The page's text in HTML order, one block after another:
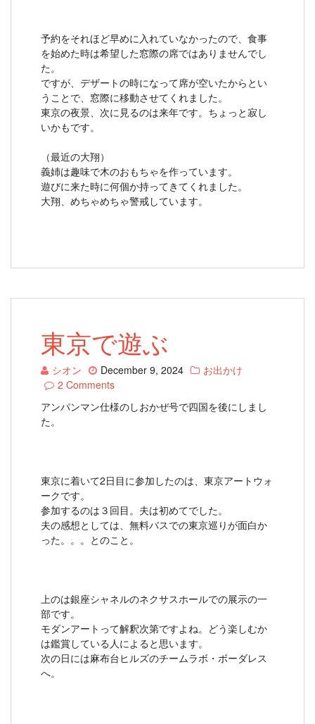
予約をそれほど早めに入れていなかったので、食事
を始めた時は希望した窓際の席ではありませんでし
た。
ですが、デザートの時になって席が空いたからとい
うことで、窓際に移動させてくれました。
東京の夜景、次に見るのは来年です。ちょっと寂し
いかもです。
（最近の大翔）
義姉は趣味で木のおもちゃを作っています。
遊びに来た時に何個か持ってきてくれました。
大翔、めちゃめちゃ警戒しています。
東京で遊ぶ
シオン December 9, 2024
お出かけ
2 Comments
アンパンマン仕様のしおかぜ号で四国を後にしまし
た。
東京に着いて2日目に参加したのは、東京アートウォ
ークです。
参加するのは３回目。夫は初めてでした。
夫の感想としては、無料バスでの東京巡りが面白か
った。。。とのこと。
上のは銀座シャネルのネクサスホールでの展示の一
部です。
モダンアートって解釈次第ですよね。どう楽しむか
は鑑賞している人によると思います。
次の日には麻布台ヒルズのチームラボ・ボーダレス
へ。